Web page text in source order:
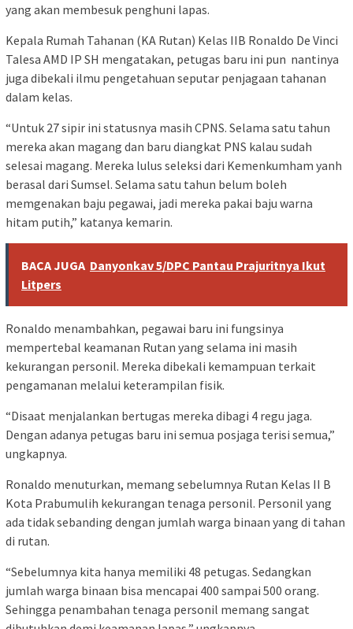
yang akan membesuk penghuni lapas.
Kepala Rumah Tahanan (KA Rutan) Kelas IIB Ronaldo De Vinci
Talesa AMD IP SH mengatakan, petugas baru ini pun nantinya
juga dibekali ilmu pengetahuan seputar penjagaan tahanan
dalam kelas.
“Untuk 27 sipir ini statusnya masih CPNS. Selama satu tahun
mereka akan magang dan baru diangkat PNS kalau sudah
selesai magang. Mereka lulus seleksi dari Kemenkumham yanh
berasal dari Sumsel. Selama satu tahun belum boleh
memgenakan baju pegawai, jadi mereka pakai baju warna
hitam putih,” katanya kemarin.
BACA JUGA Danyonkav 5/DPC Pantau Prajuritnya Ikut
Litpers
Ronaldo menambahkan, pegawai baru ini fungsinya
mempertebal keamanan Rutan yang selama ini masih
kekurangan personil. Mereka dibekali kemampuan terkait
pengamanan melalui keterampilan fisik.
“Disaat menjalankan bertugas mereka dibagi 4 regu jaga.
Dengan adanya petugas baru ini semua posjaga terisi semua,”
ungkapnya.
Ronaldo menuturkan, memang sebelumnya Rutan Kelas II B
Kota Prabumulih kekurangan tenaga personil. Personil yang
ada tidak sebanding dengan jumlah warga binaan yang di tahan
di rutan.
“Sebelumnya kita hanya memiliki 48 petugas. Sedangkan
jumlah warga binaan bisa mencapai 400 sampai 500 orang.
Sehingga penambahan tenaga personil memang sangat